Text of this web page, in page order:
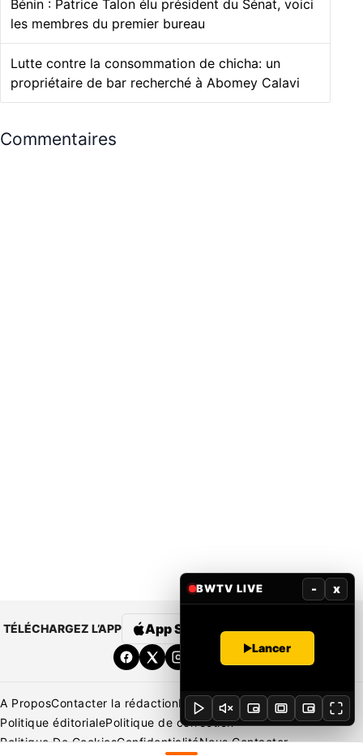
Bénin : Patrice Talon élu président du Sénat, voici
les membres du premier bureau
Lutte contre la consommation de chicha: un
propriétaire de bar recherché à Abomey Calavi
Commentaires
TÉLÉCHARGEZ L’APP App Store Google Play
A ProposContacter la rédactionRédaction Mentions légales
Politique éditorialePolitique de correction
Politique De CookiesConfidentialitéNous Contacter
BWTV LIVE - x
Lancer